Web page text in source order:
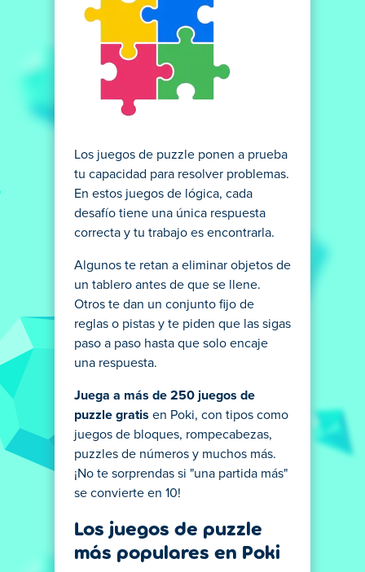
Los juegos de puzzle ponen a prueba
tu capacidad para resolver problemas.
En estos juegos de lógica, cada
desafío tiene una única respuesta
correcta y tu trabajo es encontrarla.
Algunos te retan a eliminar objetos de
un tablero antes de que se llene.
Otros te dan un conjunto fijo de
reglas o pistas y te piden que las sigas
paso a paso hasta que solo encaje
una respuesta.
Juega a más de 250 juegos de
puzzle gratis en Poki, con tipos como
juegos de bloques, rompecabezas,
puzzles de números y muchos más.
¡No te sorprendas si "una partida más"
se convierte en 10!
Los juegos de puzzle
más populares en Poki